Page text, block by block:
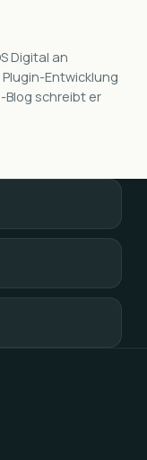
Digital an
Entwicklung
Blog schreibt er